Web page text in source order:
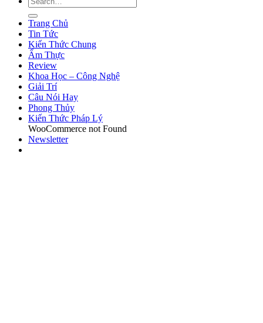
Trang Chủ
Tin Tức
Kiến Thức Chung
Ẩm Thực
Review
Khoa Học – Công Nghệ
Giải Trí
Câu Nói Hay
Phong Thủy
Kiến Thức Pháp Lý
WooCommerce not Found
Newsletter